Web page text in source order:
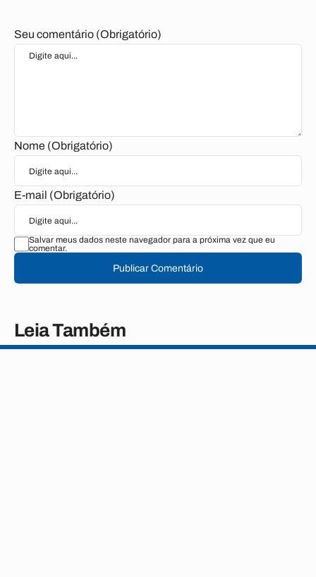
Seu comentário (Obrigatório)
Nome (Obrigatório)
E-mail (Obrigatório)
Salvar meus dados neste navegador para a próxima vez que eu
comentar.
Publicar Comentário
Leia Também